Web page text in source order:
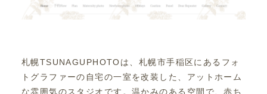
札幌TSUNAGUPHOTOは、札幌市手稲区にあるフォ
トグラファーの自宅の一室を改装した、アットホーム
な雰囲気のスタジオです。温かみのある空間で、赤ち